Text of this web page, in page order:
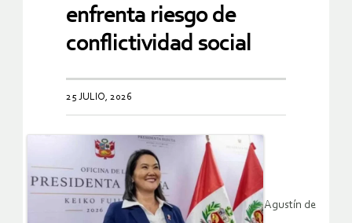
enfrenta riesgo de
conflictividad social
25 JULIO, 2026
Agustín de